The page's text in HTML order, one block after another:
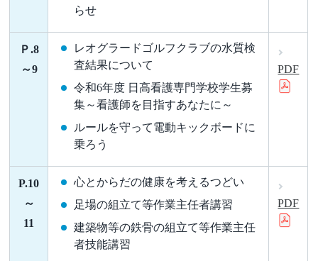
らせ
Ｐ.8
～9
レオグラードゴルフクラブの水質検
査結果について
令和6年度 日高看護専門学校学生募
集～看護師を目指すあなたに～
ルールを守って電動キックボードに
乗ろう
PDF
P.10
～
11
心とからだの健康を考えるつどい
足場の組立て等作業主任者講習
建築物等の鉄骨の組立て等作業主任
者技能講習
PDF